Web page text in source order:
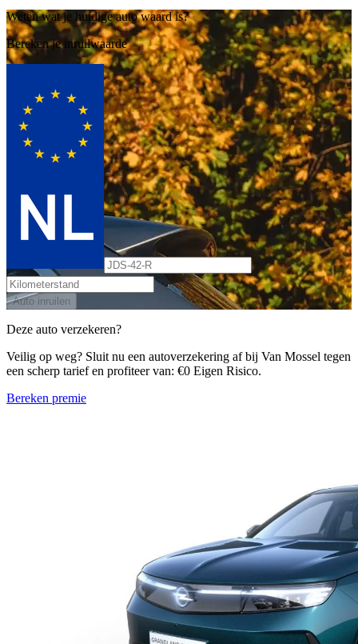
Weten wat je huidige auto waard is?
Bereken je inruilwaarde
Auto inruilen
Deze auto verzekeren?
Veilig op weg? Sluit nu een autoverzekering af bij Van Mossel tegen
een scherp tarief en profiteer van: €0 Eigen Risico.
Bereken premie